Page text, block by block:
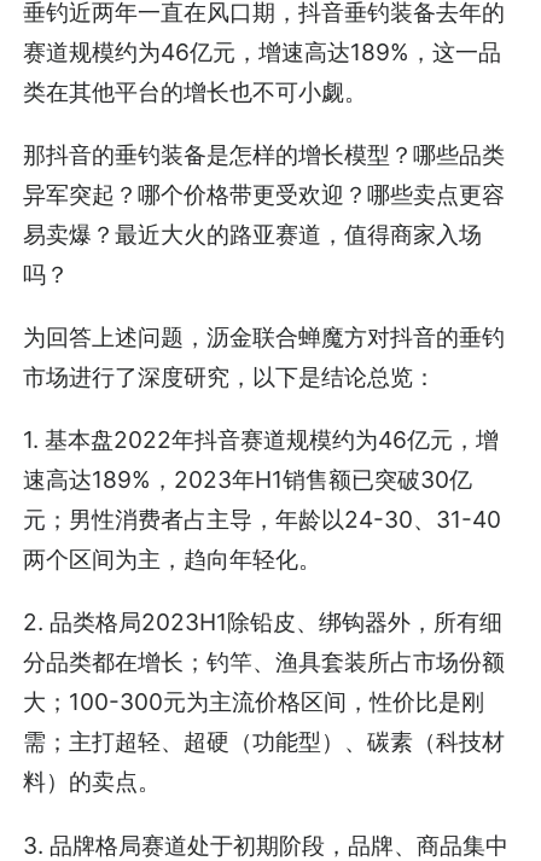
垂钓近两年一直在风口期，抖音垂钓装备去年的
赛道规模约为46亿元，增速高达189%，这一品
类在其他平台的增长也不可小觑。
那抖音的垂钓装备是怎样的增长模型？哪些品类
异军突起？哪个价格带更受欢迎？哪些卖点更容
易卖爆？最近大火的路亚赛道，值得商家入场
吗？
为回答上述问题，沥金联合蝉魔方对抖音的垂钓
市场进行了深度研究，以下是结论总览：
1. 基本盘2022年抖音赛道规模约为46亿元，增
速高达189%，2023年H1销售额已突破30亿
元；男性消费者占主导，年龄以24-30、31-40
两个区间为主，趋向年轻化。
2. 品类格局2023H1除铅皮、绑钩器外，所有细
分品类都在增长；钓竿、渔具套装所占市场份额
大；100-300元为主流价格区间，性价比是刚
需；主打超轻、超硬（功能型）、碳素（科技材
料）的卖点。
3. 品牌格局赛道处于初期阶段，品牌、商品集中